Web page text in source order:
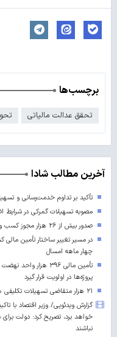
برچسب‌ها
تحقق عدالت مالیاتی
آخرین مطالب شادا
تأکید بر تداوم خدمت‌رسانی و
مصوبه تسهیلات گمرکی در شرایط
صدور بیش از ۲۶ هزار مجوز کسب‌ و کار در استان اصفهان
چهار ماهه امسال
تأمین مالی ۳۹۶
پروژه‌ها در اولویت قرار گیرد
۲۱ هزار متقاضی تسهیلات تکلیفی همدان تا پایان مهرماه تعیین‌تکلیف می‌شوند
گزارش ویدئویی/ وزیر اقتصاد با
خواهد برد، تصریح کرد: دولت برای
نباشند